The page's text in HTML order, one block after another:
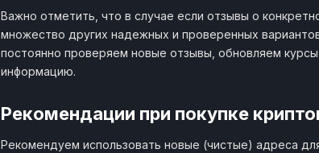
enter-change.com от 4.122045
CryptoGin
cryptogin.cc
1 BEP20
CosmoChanger 1 BEP20
Важно отметить, что в случае если отзывы о
множество других надежных и проверенных
постоянно проверяем новые отзывы, обновляем
информацию.
Рекомендации при покупке
Рекомендуем использовать новые (чистые) адреса